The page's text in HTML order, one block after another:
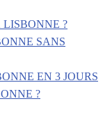
LISBONNE ?
SANS
EN 3 JOURS
?